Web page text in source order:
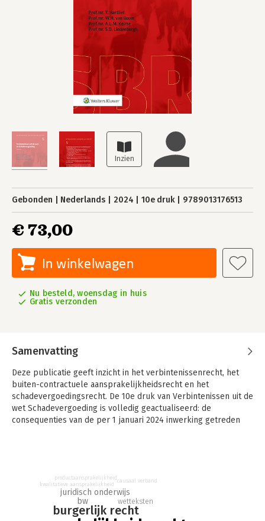
Gebonden Nederlands 2024 10e druk 9789013176513
€ 73,00
In winkelwagen
Nu besteld, woensdag in huis
Gratis verzonden
Samenvatting
Deze publicatie geeft inzicht in het verbintenissenrecht, het
buiten-contractuele aansprakelijkheidsrecht en het
schadevergoedingsrecht. De 10e druk van Verbintenissen uit de
wet Schadevergoeding is volledig geactualiseerd: de
consequenties van de per 1 januari 2024 inwerking getreden
In Verbintenissen uit de en wet Schadevergoeding wordt de
lezer op efficiënte wijze wegwijs in het verbintenissenrecht,
het buiten-contractuele aansprakelijkheidsrecht en het
burgerlijk recht
bw
juridisch onderwijs
wetteksten
kwalitatieve aansprakelijkheid
productaansprakelijkheid
causaal verband